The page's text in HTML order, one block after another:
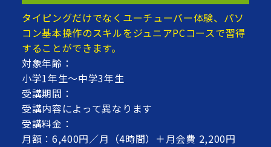
タイピングだけでなくユーチューバー体験、パソ
コン基本操作のスキルをジュニアPCコースで習得
することができます。
対象年齢：
小学1年生～中学3年生
受講期間：
受講内容によって異なります
受講料金：
月額：6,400円／月（4時間）＋月会費 2,200円